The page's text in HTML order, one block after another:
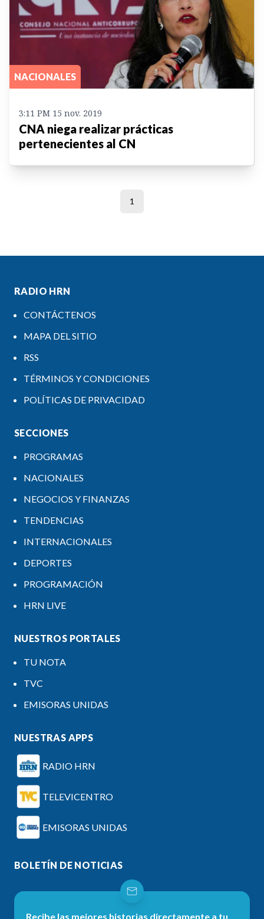
NACIONALES
3:11 PM 15 nov. 2019
CNA niega realizar prácticas
pertenecientes al CN
1
RADIO HRN
CONTÁCTENOS
MAPA DEL SITIO
RSS
TÉRMINOS Y CONDICIONES
POLÍTICAS DE PRIVACIDAD
SECCIONES
PROGRAMAS
NACIONALES
NEGOCIOS Y FINANZAS
TENDENCIAS
INTERNACIONALES
DEPORTES
PROGRAMACIÓN
HRN LIVE
NUESTROS PORTALES
TU NOTA
TVC
EMISORAS UNIDAS
NUESTRAS APPS
RADIO HRN
TELEVICENTRO
EMISORAS UNIDAS
BOLETÍN DE NOTICIAS
Recibe las mejores historias directamente a tu